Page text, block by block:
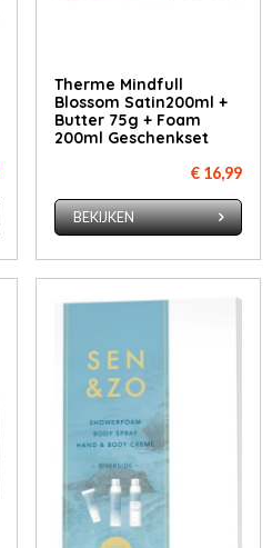
Therme Mindfull
Blossom Satin200ml +
Butter 75g + Foam
200ml Geschenkset
€ 16,99
BEKIJKEN